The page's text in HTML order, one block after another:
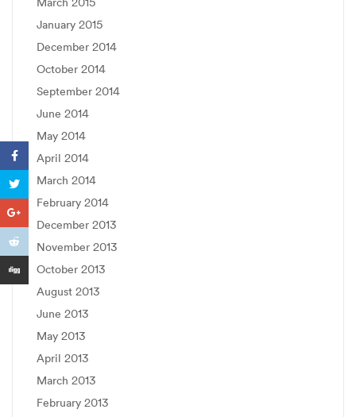
January 2015
December 2014
October 2014
September 2014
June 2014
May 2014
April 2014
March 2014
February 2014
December 2013
November 2013
October 2013
August 2013
June 2013
May 2013
April 2013
March 2013
February 2013